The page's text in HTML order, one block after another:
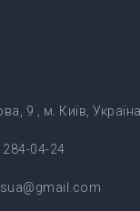
9 , м. Київ, Україна
04-24